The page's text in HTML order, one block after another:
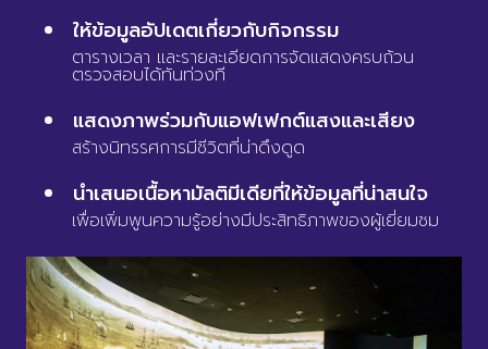
ให้ข้อมูลอัปเดตเกี่ยวกับกิจกรรม
ตารางเวลา และรายละเอียดการจัดแสดงครบถ้วน
ตรวจสอบได้ทันท่วงที
แสดงภาพร่วมกับแอฟเฟกต์แสงและเสียง
สร้างนิทรรศการมีชีวิตที่น่าดึงดูด
นำเสนอเนื้อหามัลติมีเดียที่ให้ข้อมูลที่น่าสนใจ
เพื่อเพิ่มพูนความรู้อย่างมีประสิทธิภาพของผู้เยี่ยมชม